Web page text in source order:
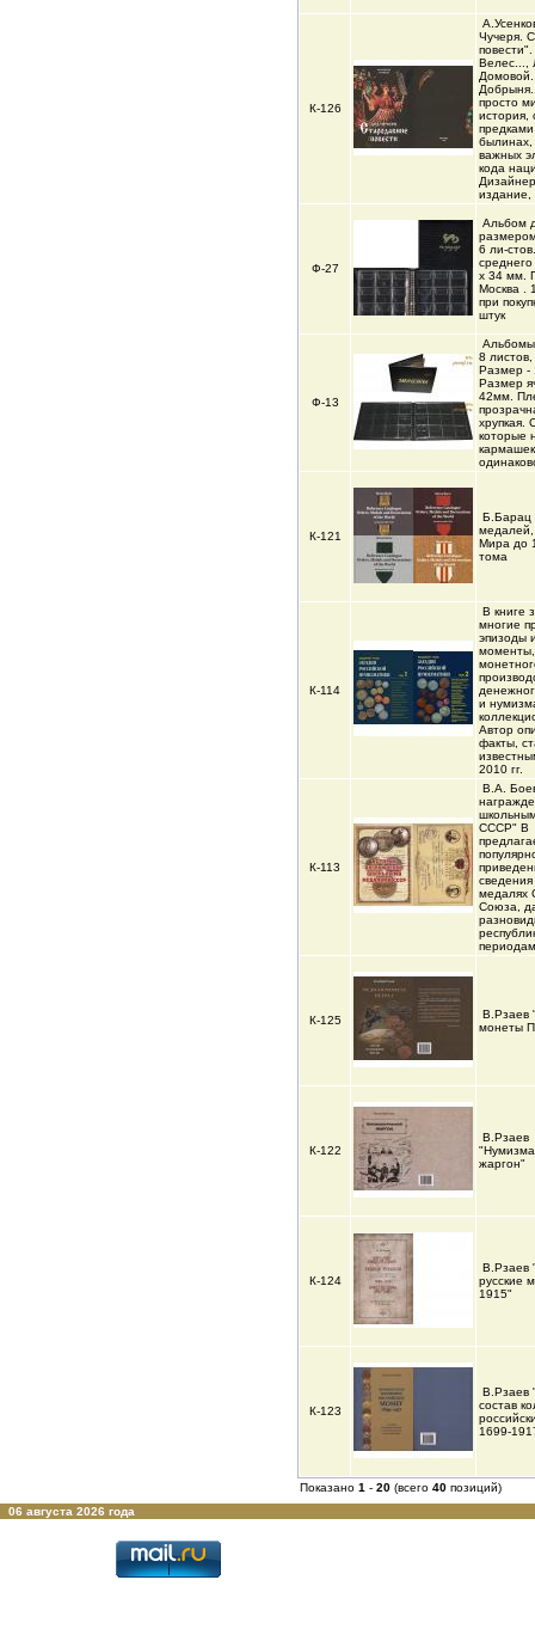
К-126
Чучеря.
Велес...,
просто
история,
предками
былинах,
важных
кода
издание,
Ф-27
Альбом
6 ли-
х 34 мм.
Москва .
при
штук
Ф-13
8 листов,
Размер -
Размер
42мм.
хрупкая.
которые
К-121
Б.Барац
Мира до
тома
К-114
В книге
многие
эпизоды
и
Автор
факты,
2010 гг.
К-113
В.А.
СССР" В
медалях
Союза,
периодам
К-125
В.Рзаев
монеты
К-122
В.Рзаев
жаргон"
К-124
В.Рзаев
русские
1915"
К-123
В.Рзаев
состав
1699-
Показано 1 - 20 (всего 40 позиций)
06 августа 2026 года